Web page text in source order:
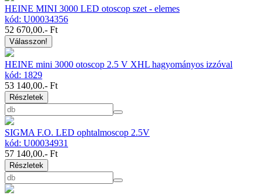
HEINE MINI 3000 LED otoscop szet - elemes
kód: U00034356
52 670,00.- Ft
Válasszon!
HEINE mini 3000 otoscop 2.5 V XHL hagyományos izzóval
kód: 1829
53 140,00.- Ft
Részletek
SIGMA F.O. LED ophtalmoscop 2.5V
kód: U00034931
57 140,00.- Ft
Részletek